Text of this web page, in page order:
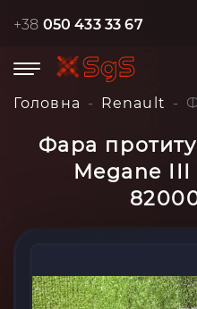
+38 050 433 33 67
Головна Renault
Фара
Megane III